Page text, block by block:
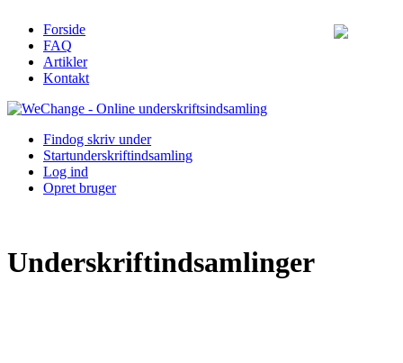
Forside
FAQ
Artikler
Kontakt
Findog skriv under
Startunderskriftindsamling
Log ind
Opret bruger
Underskriftindsamlinger